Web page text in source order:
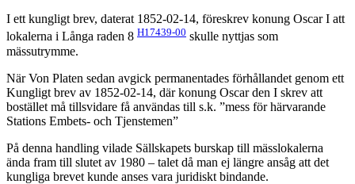
I ett kungligt brev, daterat 1852-02-14, föreskrev konung Oscar I att
lokalerna i Långa raden 8 H17439-00 skulle nyttjas som
mässutrymme.
När Von Platen sedan avgick permanentades förhållandet genom ett
Kungligt brev av 1852-02-14, där konung Oscar den I skrev att
bostället må tillsvidare få användas till s.k. ”mess för härvarande
Stations Embets- och Tjenstemen”
På denna handling vilade Sällskapets burskap till mässlokalerna
ända fram till slutet av 1980 – talet då man ej längre ansåg att det
kungliga brevet kunde anses vara juridiskt bindande.